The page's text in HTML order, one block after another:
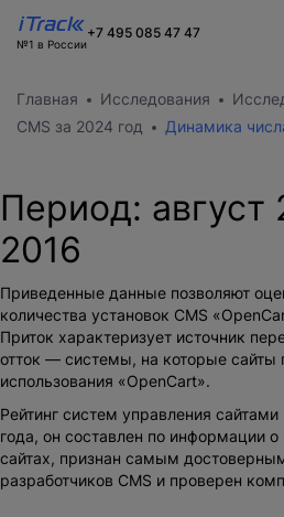
№1 в России
+7 495 085 47 47
Главная Исследования
CMS за 2024 год
Динамика
Период: август
2016
Приведенные данные позволяют
количества установок CMS
Приток характеризует источник
отток — системы, на которые сайты
использования «OpenCart».
Рейтинг систем управления
года, он составлен по информации
сайтах, признан самым
разработчиков CMS и проверен
проект?
свяжется с вами
В ближайшее время с вами
свяжется наш лучший
Ошибка
Произошла ошибка при
попробуйте снова.
Команда
Акции
WEB
Разработка сайтов на 1С-
Техподдержка
Тарифы и цены
Внедрение Битрикс24
Развитие Битрикс24
Статистики для Битрикс24
Тарифы и цены
Корпоративный портал
CRM для отдела продаж
HRM для отдела кадров
ДЕМО CRM Битрикс24
Внедрение КЭДО
Кейсы
CRM
Блог
Контакты